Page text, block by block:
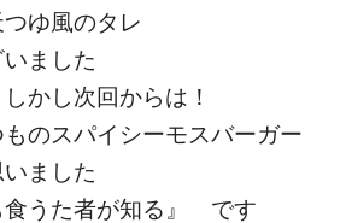
ゆ風のタレ
ました
かし次回からは！
のスパイシーモスバーガー
ました
食うた者が知る』 です